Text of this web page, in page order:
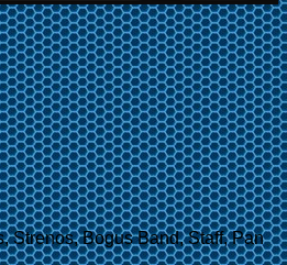
Strenos, Bogus Band, Staff, Pan